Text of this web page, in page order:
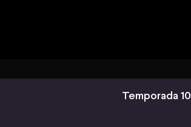
Temporada 10